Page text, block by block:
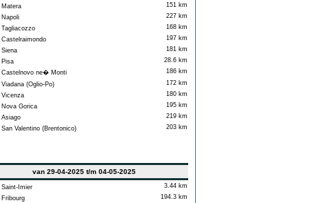
Matera
151 km
Napoli
227 km
Tagliacozzo
168 km
Castelraimondo
197 km
Siena
181 km
Pisa
28.6 km
Castelnovo ne� Monti
186 km
Viadana (Oglio-Po)
172 km
Vicenza
180 km
Nova Gorica
195 km
Asiago
219 km
San Valentino (Brentonico)
203 km
van 29-04-2025 t/m 04-05-2025
Saint-Imier
3.44 km
Fribourg
194.3 km